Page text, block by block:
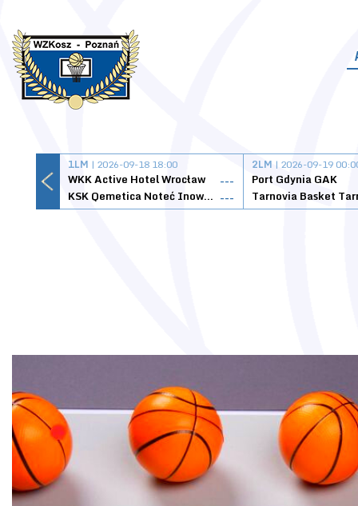
1LM | 2026-09-18 18:00
WKK Active Hotel Wrocław
---
KSK Qemetica Noteć Inowrocław ---
2LM | 2026-09-19
Port Gdynia GAK